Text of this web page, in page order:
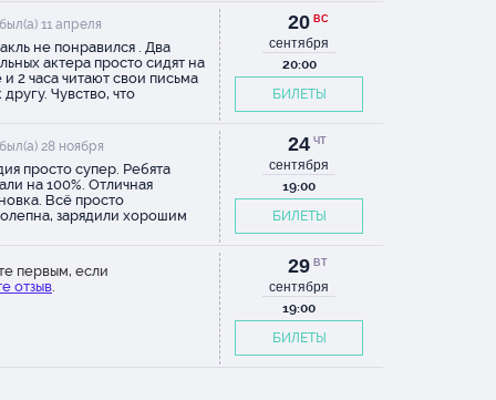
был(а) 11 апреля
не понравился . Два
актера просто сидят на
2 часа читают свои письма
другу. Чувство, что
20 ВС
сентября
20:00
БИЛЕТЫ
был(а) 28 ноября
просто супер. Ребята
на 100%. Отличная
Всё просто
зарядили хорошим
24 ЧТ
сентября
19:00
БИЛЕТЫ
первым, если
отзыв.
29 ВТ
сентября
19:00
БИЛЕТЫ